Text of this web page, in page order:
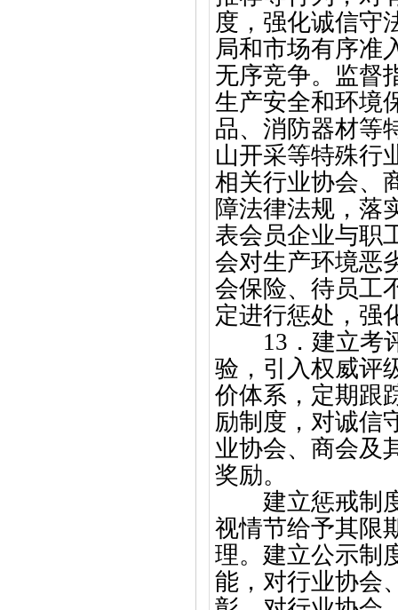
度，强化诚信守
局和市场有序准
无序竞争。监督
生产安全和环境
品、消防器材等
山开采等特殊行
相关行业协会、
障法律法规，落
表会员企业与职
会对生产环境恶
会保险、待员工
定进行惩处，强
13．建立考
验，引入权威评
价体系，定期跟
励制度，对诚信
业协会、商会及
奖励。
建立惩戒制度
视情节给予其限
理。建立公示制
能，对行业协会